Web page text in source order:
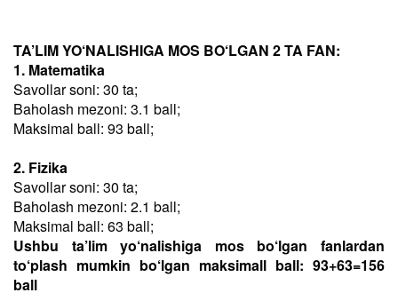
TA’LIM YO‘NALISHIGA MOS BO‘LGAN 2 TA FAN:
1. Matematika
Savollar soni: 30 ta;
Baholash mezoni: 3.1 ball;
Maksimal ball: 93 ball;
2. Fizika
Savollar soni: 30 ta;
Baholash mezoni: 2.1 ball;
Maksimal ball: 63 ball;
Ushbu ta’lim yo‘nalishiga mos bo‘lgan fanlardan
to‘plash mumkin bo‘lgan maksimall ball: 93+63=156
ball